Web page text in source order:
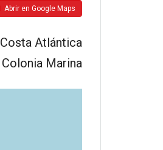
Abrir en Google Maps
Atlántica
Colonia Marina